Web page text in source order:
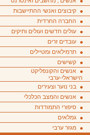
קיבוצים ואנשי ההתיישבות
החברה החרדית
עולים חדשים ועולים ותיקים
עובדים זרים
תרמילאים ומטיילים
קשישים
אנשים והקונפליקט
הישראלי-ערבי
בני נוער וצעירים
אנשים והמצב הכלכלי
סיפורי התמודדות
גמלאים
מגזר ערבי